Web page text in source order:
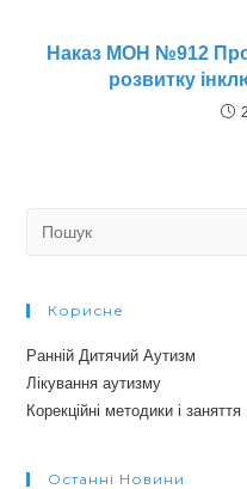
Наказ МОН №912 Про
розвитку
Корисне
Ранній Дитячий Аутизм
Лікування аутизму
Корекційні методики і заняття
Останні Новини